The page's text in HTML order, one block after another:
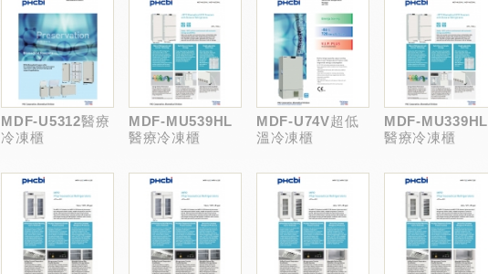
MDF-U5312醫療
冷凍櫃
MDF-MU539HL
醫療冷凍櫃
MDF-U74V超低
溫冷凍櫃
MDF-MU339HL
醫療冷凍櫃